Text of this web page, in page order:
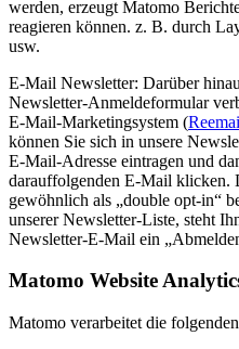
werden, erzeugt Matomo
reagieren können. z. B. durch
usw.
E-Mail Newsletter: Darüber
Newsletter-Anmeldeformular
E-Mail-Marketingsystem (
können Sie sich in unsere
E-Mail-Adresse eintragen und
darauffolgenden E-Mail klicken.
gewöhnlich als „double opt-in“
unserer Newsletter-Liste, steht
Newsletter-E-Mail ein
Matomo Website
Matomo verarbeitet die